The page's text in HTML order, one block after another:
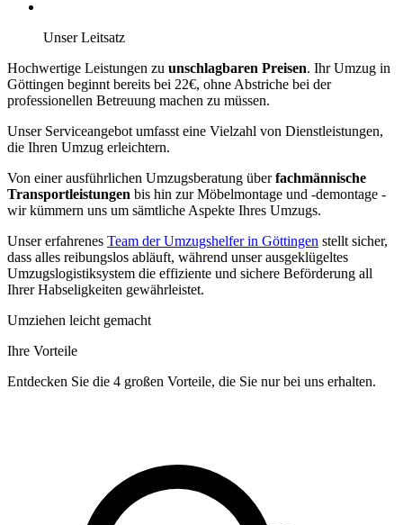
Unser Leitsatz
Hochwertige Leistungen zu unschlagbaren Preisen. Ihr Umzug in
Göttingen beginnt bereits bei 22€, ohne Abstriche bei der
professionellen Betreuung machen zu müssen.
Unser Serviceangebot umfasst eine Vielzahl von Dienstleistungen,
die Ihren Umzug erleichtern.
Von einer ausführlichen Umzugsberatung überfachmännische
Transportleistungen bis hin zur Möbelmontage und -demontage -
wir kümmern uns um sämtliche Aspekte Ihres Umzugs.
Unser erfahrenes Team der Umzugshelfer in Göttingen stellt sicher,
dass alles reibungslos abläuft, während unser ausgeklügeltes
Umzugslogistiksystem die effiziente und sichere Beförderung all
Ihrer Habseligkeiten gewährleistet.
Umziehen leicht gemacht
Ihre Vorteile
Entdecken Sie die 4 großen Vorteile, die Sie nur bei uns erhalten.